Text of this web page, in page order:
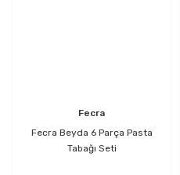
Fecra
Fecra Beyda 6 Parça Pasta
Tabağı Seti